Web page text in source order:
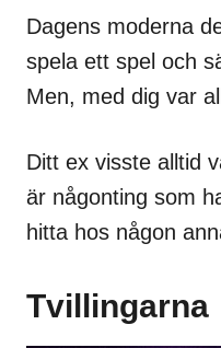
Dagens moderna
spela ett spel och
Men, med dig var
Ditt ex visste alltid
är någonting som
hitta hos någon
Tvillingarna